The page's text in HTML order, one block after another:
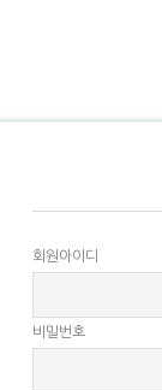
회원아이디
비밀번호